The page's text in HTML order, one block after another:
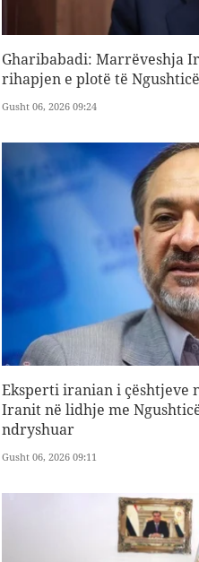
Gharibabadi: Marrëveshja
rihapjen e plotë të
Gusht 06, 2026 09:24
Eksperti iranian i çështjeve
Iranit në lidhje me
ndryshuar
Gusht 06, 2026 09:11